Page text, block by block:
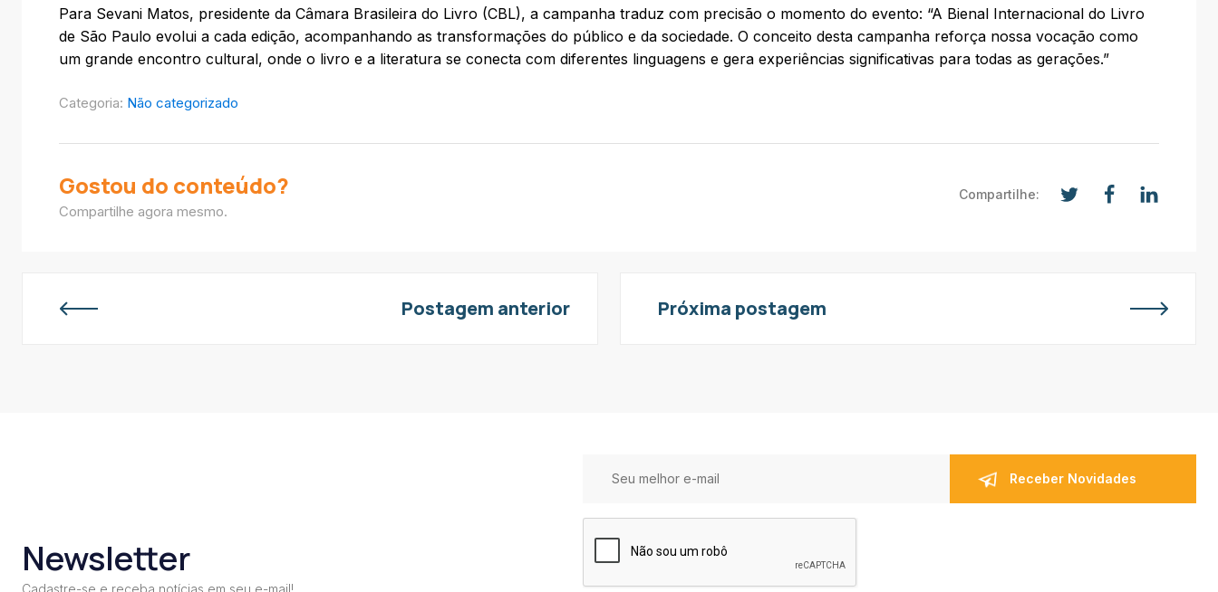
Para Sevani Matos, presidente da Câmara Brasileira do Livro (CBL), a campanha traduz com precisão o momento do evento: “A Bienal Internacional do Livro
de São Paulo evolui a cada edição, acompanhando as transformações do público e da sociedade. O conceito desta campanha reforça nossa vocação como
um grande encontro cultural, onde o livro e a literatura se conecta com diferentes linguagens e gera experiências significativas para todas as gerações.”
Categoria: Não categorizado
Gostou do conteúdo?
Compartilhe agora mesmo.
Compartilhe:
Postagem anterior Próxima postagem
Newsletter
Cadastre-se e receba notícias em seu e-mail!